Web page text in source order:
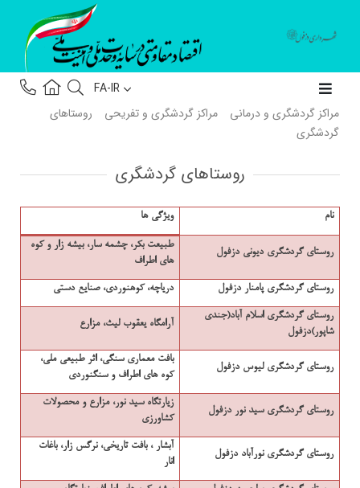
FA-IR
مراکز گردشگری و درمانی
مراکز گردشگری و تفریحی
روستاهای
گردشگری
روستاهای گردشگری
نام ویژگی ها
روستای گردشگری دیونی دزفول
طبیعت بکر، چشمه سار، بیشه زار و کوه
های اطراف
روستای گردشگری پامنار دزفول دریاچه، کوهنوردی، صنایع دستی
روستای گردشگری اسلام آباد(جندی
شاپور)دزفول
آرامگاه یعقوب لیث، مزارع
روستای گردشگری لیوس دزفول
بافت معماری سنگی، اثر طبیعی ملی،
کوه های اطراف و سنگنوردی
روستای گردشگری سید نور دزفول
زیارتگاه سید نور، مزارع و محصولات
کشاورزی
روستای گردشگری نورآباد دزفول
آبشار ، بافت تاریخی، نرگس زار، باغات
انار